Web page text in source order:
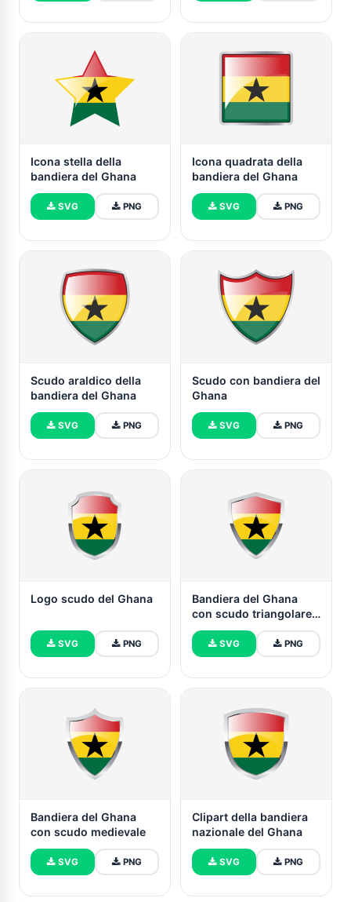
Icona stella della
bandiera del Ghana
SVG PNG
Icona quadrata della
bandiera del Ghana
SVG PNG
Scudo araldico della
bandiera del Ghana
SVG PNG
Scudo con bandiera del
Ghana
SVG PNG
Logo scudo del Ghana
SVG PNG
Bandiera del Ghana
con scudo triangolare
appuntito
SVG PNG
Bandiera del Ghana
con scudo medievale
SVG PNG
Clipart della bandiera
nazionale del Ghana
SVG PNG